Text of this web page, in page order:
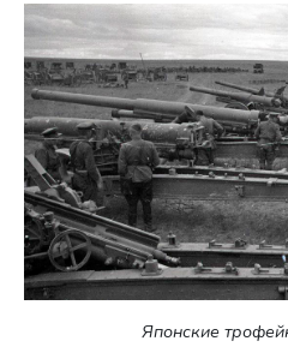
Японские